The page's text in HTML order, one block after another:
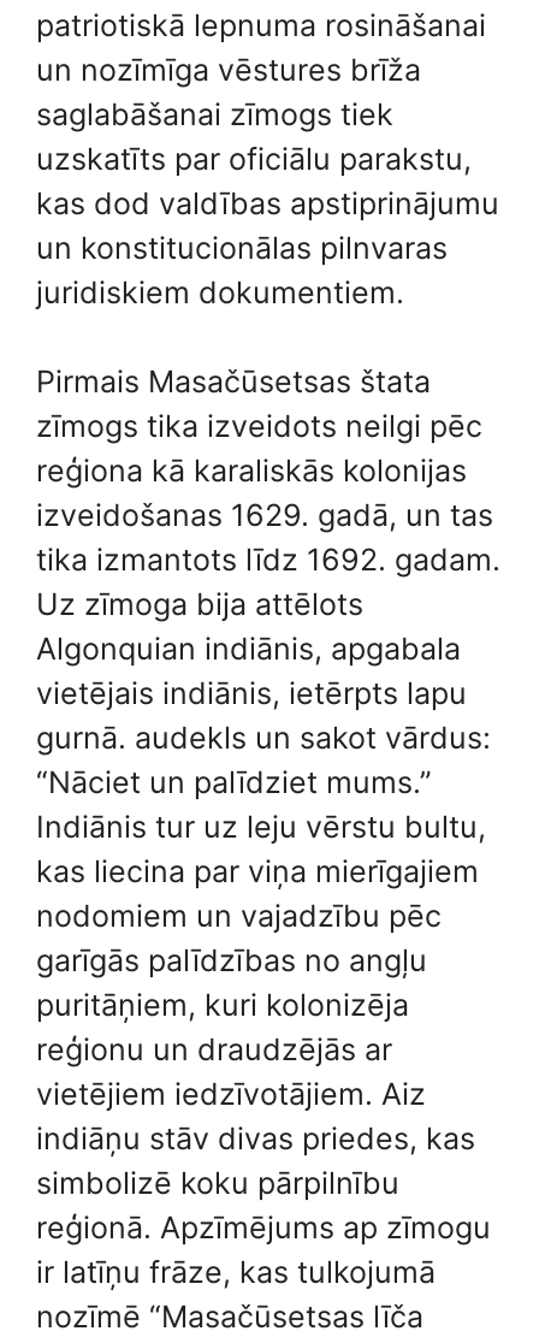
patriotiskā lepnuma rosināšanai
un nozīmīga vēstures brīža
saglabāšanai zīmogs tiek
uzskatīts par oficiālu parakstu,
kas dod valdības apstiprinājumu
un konstitucionālas pilnvaras
juridiskiem dokumentiem.
Pirmais Masačūsetsas štata
zīmogs tika izveidots neilgi pēc
reģiona kā karaliskās kolonijas
izveidošanas 1629. gadā, un tas
tika izmantots līdz 1692. gadam.
Uz zīmoga bija attēlots
Algonquian indiānis, apgabala
vietējais indiānis, ietērpts lapu
gurnā. audekls un sakot vārdus:
“Nāciet un palīdziet mums.”
Indiānis tur uz leju vērstu bultu,
kas liecina par viņa mierīgajiem
nodomiem un vajadzību pēc
garīgās palīdzības no angļu
puritāņiem, kuri kolonizēja
reģionu un draudzējās ar
vietējiem iedzīvotājiem. Aiz
indiāņu stāv divas priedes, kas
simbolizē koku pārpilnību
reģionā. Apzīmējums ap zīmogu
ir latīņu frāze, kas tulkojumā
nozīmē “Masačūsetsas līča